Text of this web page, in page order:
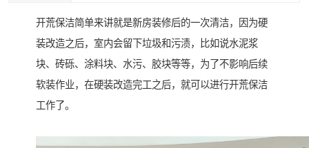
开荒保洁简单来讲就是新房装修后的一次清洁，因为硬
装改造之后，室内会留下垃圾和污渍，比如说水泥浆
块、砖砾、涂料块、水污、胶块等等，为了不影响后续
软装作业，在硬装改造完工之后，就可以进行开荒保洁
工作了。